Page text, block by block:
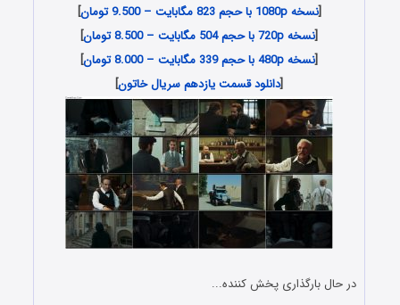
[نسخه 1080p با حجم 823 مگابایت – 9.500 تومان
]
[نسخه 720p با حجم 504 مگابایت – 8.500 تومان
]
[نسخه 480p با حجم 339 مگابایت – 8.000 تومان
]
[دانلود قسمت یازدهم سریال خاتون]
در حال بارگذاری پخش کننده...